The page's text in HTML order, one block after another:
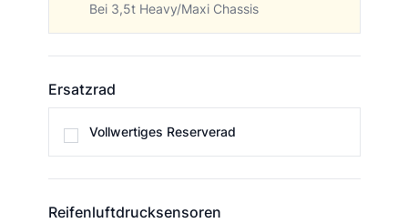
Bei 3,5t Heavy/Maxi Chassis
Ersatzrad
Vollwertiges Reserverad
Reifenluftdrucksensoren